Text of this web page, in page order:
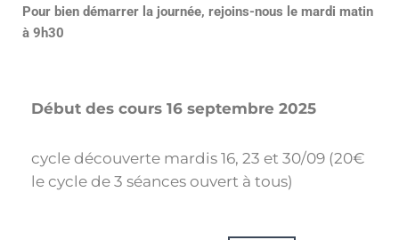
Pour bien démarrer la journée, rejoins-nous le mardi matin
à 9h30
Début des cours 16 septembre 2025
cycle découverte mardis 16, 23 et 30/09 (20€
le cycle de 3 séances ouvert à tous)